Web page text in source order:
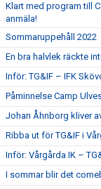
Klart med program till
anmäla!
Sommaruppehåll 2022
En bra halvlek räckte
Inför: TG&IF – IFK
Påminnelse Camp
Johan Åhnborg kliver
Ribba ut för TG&IF i
Inför: Vårgårda IK –
I sommar blir det